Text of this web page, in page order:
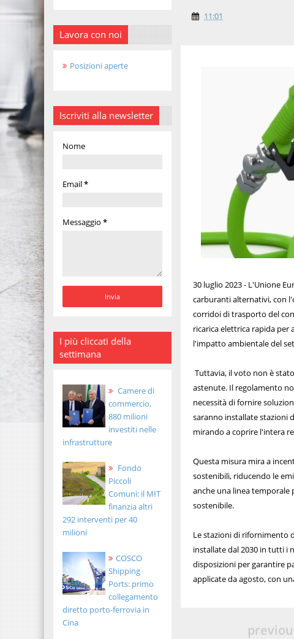
Lavora con noi
Posizioni aperte
Iscriviti alla newsletter
Nome
Email*
Messaggio *
I più cliccati della
settimana
Camere di
commercio,
880 milioni
investiti nelle
infrastrutture
Fondo
Piccoli
Comuni: il MIT
finanzia altri
292 interventi per 40
milioni
COSCO
Shipping
Ports: primo
collegamento
diretto porto-ferrovia in
Cina
11:01
30 luglio 2023 - L'Unione
carburanti alternativi, con
corridoi di trasporto del
ricarica elettrica rapida per
l'impatto ambientale del
Tuttavia, il voto non è
astenute. Il regolamento
necessità di fornire
saranno installate stazioni
mirando a coprire l'intera
Questa misura mira a
sostenibili, riducendo le
anche una linea temporale
sostenibile.
Le stazioni di rifornimento
installate dal 2030 in tutti i
disposizioni per garantire
applicate da agosto, con